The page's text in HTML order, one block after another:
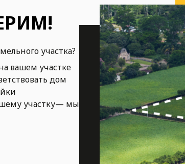
участка?
вашем участке
дом
участку— мы